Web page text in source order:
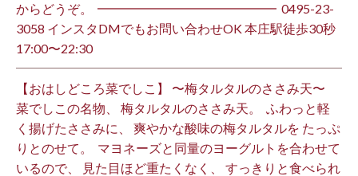
からどうぞ。 ⁡ ━━━━━━━━━━━━━━ ⁡ ️0495-23-
3058 インスタDMでもお問い合わせOK 本庄駅徒歩30秒
17:00〜22:30 ⁡
【おはしどころ菜でしこ】 〜梅タルタルのささみ天〜 ⁡
菜でしこの名物、 梅タルタルのささみ天。 ⁡ ふわっと軽
く揚げたささみに、 爽やかな酸味の梅タルタルを たっぷ
りとのせて。 ⁡ マヨネーズと同量のヨーグルトを合わせて
いるので、 見た目ほど重たくなく、 すっきりと食べられ